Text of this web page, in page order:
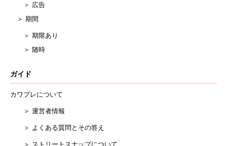
＞ 広告
＞ 期間
＞ 期限あり
＞ 随時
ガイド
カワプレについて
＞ 運営者情報
＞ よくある質問とその答え
＞ ストリートスナップについて